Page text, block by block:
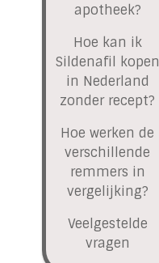
apotheek?
Hoe kan ik
Sildenafil kopen
in Nederland
zonder recept?
Hoe werken de
verschillende
remmers in
vergelijking?
Veelgestelde
vragen